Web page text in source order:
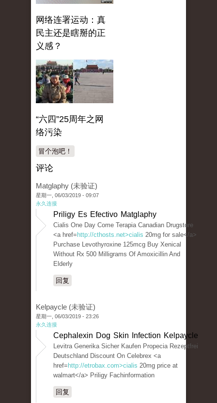
网络连署运动：真
民主还是瞎掰的正
义感？
“六四”25周年之网
络污染
冒个泡吧！
评论
Matglaphy (未验证)
星期一, 06/03/2019 - 09:07
永久连接
Priligy Es Efectivo Matglaphy
Cialis One Day Come Terapia Canadian Drugstore
<a href= http://cthosts.net>cialis 20mg for sale</a>
Purchase Levothyroxine 125mcg Buy Xenical
Without Rx 500 Milligrams Of Amoxicillin And
Elderly
回复
Kelpaycle (未验证)
星期一, 06/03/2019 - 23:26
永久连接
Cephalexin Dog Skin Infection Kelpaycle
Levitra Generika Sicher Kaufen Propecia Rezeptfrei
Deutschland Discount On Celebrex <a
href= http://etrobax.com>cialis 20mg price at
walmart</a> Priligy Fachinformation
回复